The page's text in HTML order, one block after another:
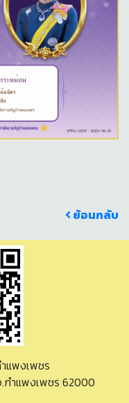
ย้อนกลับ
แพงเพชร
.กำแพงเพชร 62000